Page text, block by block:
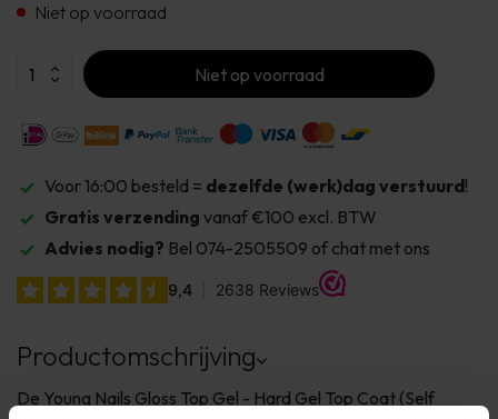
Uitverkocht
Niet op voorraad
Niet op voorraad
Voor 16:00 besteld = dezelfde (werk)dag verstuurd!
Gratis verzending vanaf €100 excl. BTW
Advies nodig? Bel 074-2505509 of chat met ons
Productomschrijving
De Young Nails Gloss Top Gel - Hard Gel Top Coat (Self